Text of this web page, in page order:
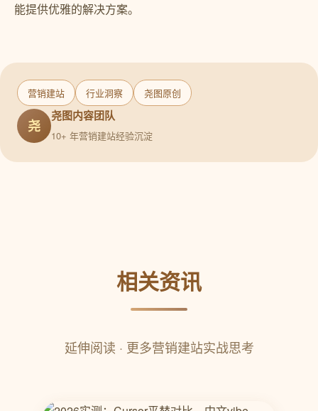
能提供优雅的解决方案。
营销建站 行业洞察 尧图原创
尧
尧图内容团队
10+ 年营销建站经验沉淀
相关资讯
延伸阅读 · 更多营销建站实战思考